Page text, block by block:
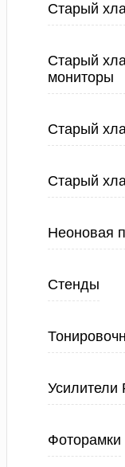
Старый
Старый
мониторы
Старый
Старый
Неоновая
Стенды
Усилители
Фоторамки